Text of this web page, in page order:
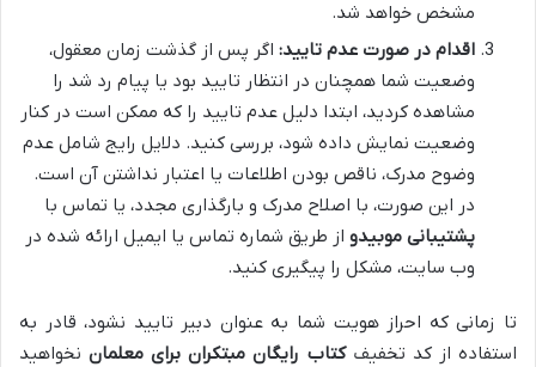
مشخص خواهد شد.
اقدام در صورت عدم تایید: اگر پس از گذشت زمان معقول،
وضعیت شما همچنان در انتظار تایید بود یا پیام رد شد را
مشاهده کردید، ابتدا دلیل عدم تایید را که ممکن است در کنار
وضعیت نمایش داده شود، بررسی کنید. دلایل رایج شامل عدم
وضوح مدرک، ناقص بودن اطلاعات یا اعتبار نداشتن آن است.
در این صورت، با اصلاح مدرک و بارگذاری مجدد، یا تماس با
پشتیبانی موبیدو از طریق شماره تماس یا ایمیل ارائه شده در
وب سایت، مشکل را پیگیری کنید.
تا زمانی که احراز هویت شما به عنوان دبیر تایید نشود، قادر به
استفاده از کد تخفیفکتاب رایگان مبتکران برای معلماننخواهید